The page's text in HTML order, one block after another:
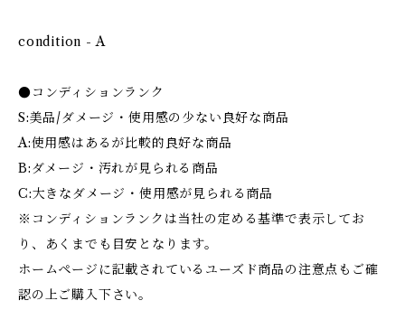
condition - A
●コンディションランク
S:美品/ダメージ・使用感の少ない良好な商品
A:使用感はあるが比較的良好な商品
B:ダメージ・汚れが見られる商品
C:大きなダメージ・使用感が見られる商品
※コンディションランクは当社の定める基準で表示してお
り、あくまでも目安となります。
ホームページに記載されているユーズド商品の注意点もご確
認の上ご購入下さい。